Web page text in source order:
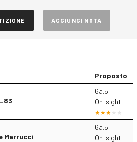
AGGIUNGI NOTA
Proposto
6a.5
On-sight
Marrucci
6a.5
On-sight